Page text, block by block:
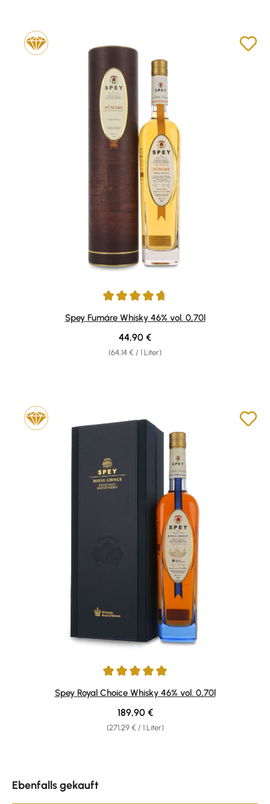
Durchschnittliche Bewertung von 4.83 von 5 Sternen
Spey Fumáre Whisky 46% vol. 0,70l
(64,14 € / 1 Liter)
Regulärer Preis:
44,90 €
Durchschnittliche Bewertung von 5 von 5 Sternen
Spey Royal Choice Whisky 46% vol. 0,70l
(271,29 € / 1 Liter)
Regulärer Preis:
189,90 €
Ebenfalls gekauft